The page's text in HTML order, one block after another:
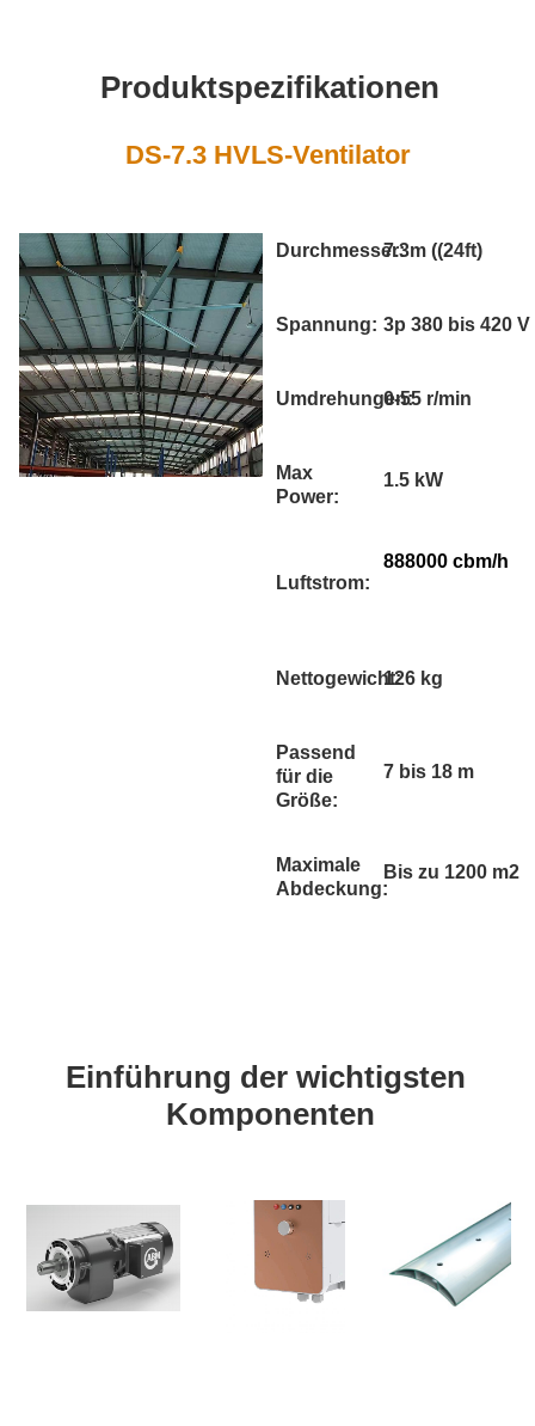
Produktspezifikationen
DS-7.3 HVLS-Ventilator
Durchmesser:7.3m ((24ft)
Spannung: 3p 380 bis 420 V
Umdrehungen:0-55 r/min
Max
Power:
1.5 kW
Luftstrom:
888000 cbm/h
Nettogewicht:126 kg
Passend
für die
Größe:
7 bis 18 m
Maximale
Abdeckung:
Bis zu 1200 m2
Einführung der wichtigsten
Komponenten